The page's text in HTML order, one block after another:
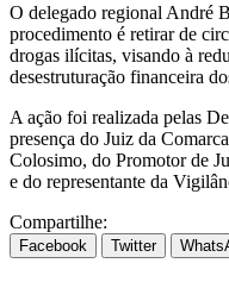
O delegado regional André
procedimento é retirar de
drogas ilícitas, visando à
desestruturação financeira
A ação foi realizada pelas
presença do Juiz da
Colosimo, do Promotor de
e do representante da
Compartilhe:
Facebook Twitter